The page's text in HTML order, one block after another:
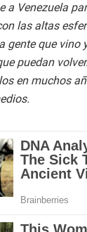
a Venezuela
las altas
gente que vino
puedan
en muchos